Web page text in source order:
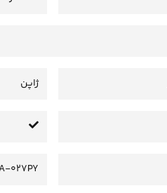
ژاپن
027PY